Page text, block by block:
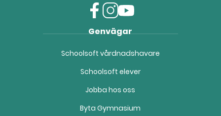
a
e
o
o
k
(
n
t
g
a
m
o
t
b
(
ö
Genvägar
Schoolsoft vårdnadshavare
Schoolsoft elever
Jobba hos oss
Byta Gymnasium